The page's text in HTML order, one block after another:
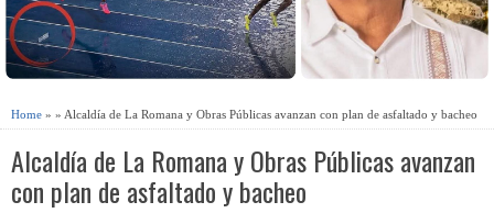
Home » » Alcaldía de La Romana y Obras Públicas avanzan con plan de asfaltado y bacheo
Alcaldía de La Romana y Obras Públicas avanzan
con plan de asfaltado y bacheo